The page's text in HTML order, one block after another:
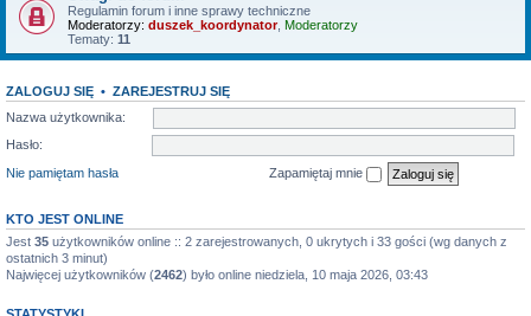
Regulamin forum i inne sprawy techniczne
Moderatorzy: duszek_koordynator, Moderatorzy
Tematy: 11
ZALOGUJ SIĘ • ZAREJESTRUJ SIĘ
Nazwa użytkownika:
Hasło:
Nie pamiętam hasła
Zapamiętaj mnie
KTO JEST ONLINE
Jest 35 użytkowników online :: 2 zarejestrowanych, 0 ukrytych i 33 gości (wg danych z
ostatnich 3 minut)
Najwięcej użytkowników (2462) było online niedziela, 10 maja 2026, 03:43
STATYSTYKI